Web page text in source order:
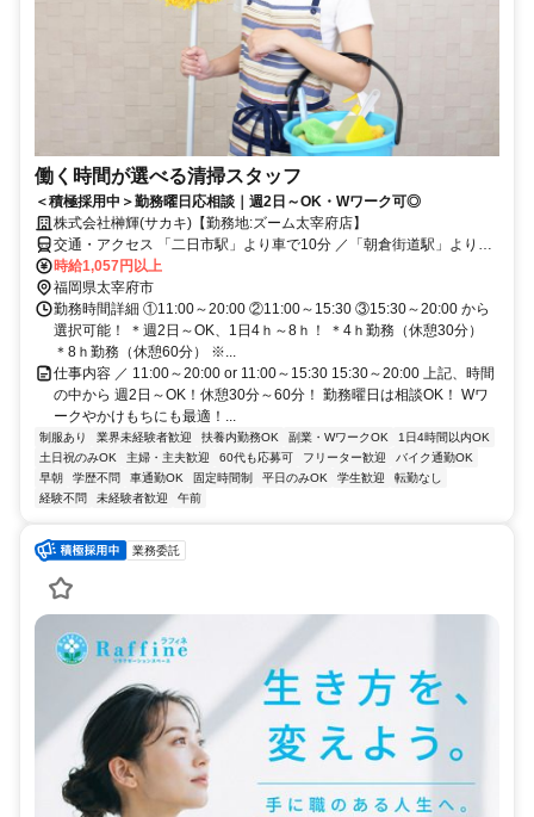
働く時間が選べる清掃スタッフ
＜積極採用中＞勤務曜日応相談｜週2日～OK・Wワーク可◎
株式会社榊輝(サカキ)【勤務地:ズーム太宰府店】
交通・アクセス 「二日市駅」より車で10分 ／「朝倉街道駅」より車
で9分 ＊車・バイク通勤OK
時給1,057円以上
福岡県太宰府市
勤務時間詳細 ①11:00～20:00 ②11:00～15:30 ③15:30～20:00 から
選択可能！ ＊週2日～OK、1日4ｈ～8ｈ！ ＊4ｈ勤務（休憩30分）
＊8ｈ勤務（休憩60分） ※...
仕事内容 ／ 11:00～20:00 or 11:00～15:30 15:30～20:00 上記、時間
の中から 週2日～OK！休憩30分～60分！ 勤務曜日は相談OK！ Wワ
ークやかけもちにも最適！...
制服あり 業界未経験者歓迎 扶養内勤務OK 副業・WワークOK
1日4時間以内OK
土日祝のみOK
主婦・主夫歓迎 60代も応募可 フリーター歓迎
バイク通勤OK
早朝
学歴不問 車通勤OK 固定時間制 平日のみOK 学生歓迎
転勤なし
経験不問
未経験者歓迎 午前
業務委託